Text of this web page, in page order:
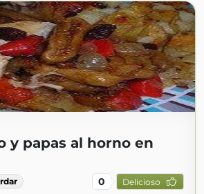
y papas al horno en
0 Delicioso